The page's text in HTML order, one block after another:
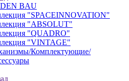
BAU
"SPACEINNOVATION"
"ABSOLUT"
"QUADRO"
"VINTAGE"
Комплектующие/